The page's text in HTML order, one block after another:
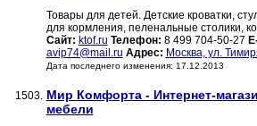
Товары для детей. Детские кроватки,
для кормления, пеленальные столики,
Сайт: ktof.ru Телефон: 8 499 704-50-27
avip74@mail.ru Адрес: Москва, ул.
Дата последнего изменения: 17.12.2013
1503. Мир Комфорта - Интернет-
мебели